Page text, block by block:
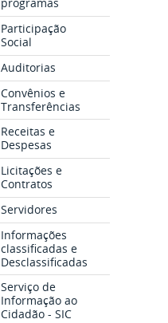
programas
Participação
Social
Auditorias
Convênios e
Transferências
Receitas e
Despesas
Licitações e
Contratos
Servidores
Informações
classificadas e
Desclassificadas
Serviço de
Informação ao
Cidadão - SIC